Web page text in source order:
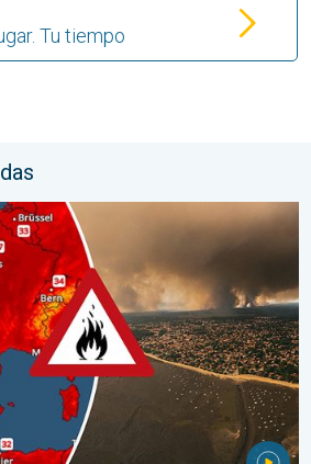
Tu tiempo
España y Francia. Catástrofe en